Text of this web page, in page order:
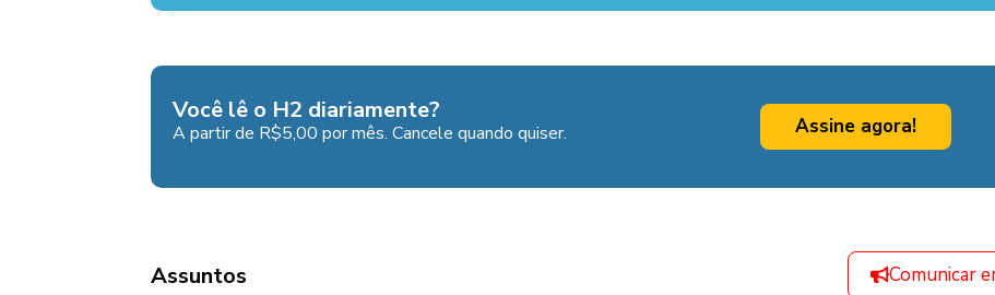
Você lê o H2 diariamente?
A partir de R$5,00 por mês. Cancele quando quiser. Assine agora!
Assuntos Comunicar